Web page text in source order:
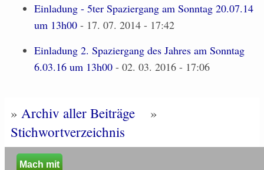
Einladung - 5ter Spaziergang am Sonntag 20.07.14
um 13h00 - 17. 07. 2014 - 17:42
Einladung 2. Spaziergang des Jahres am Sonntag
6.03.16 um 13h00 - 02. 03. 2016 - 17:06
» Archiv aller Beiträge
»
Stichwortverzeichnis
Mach mit